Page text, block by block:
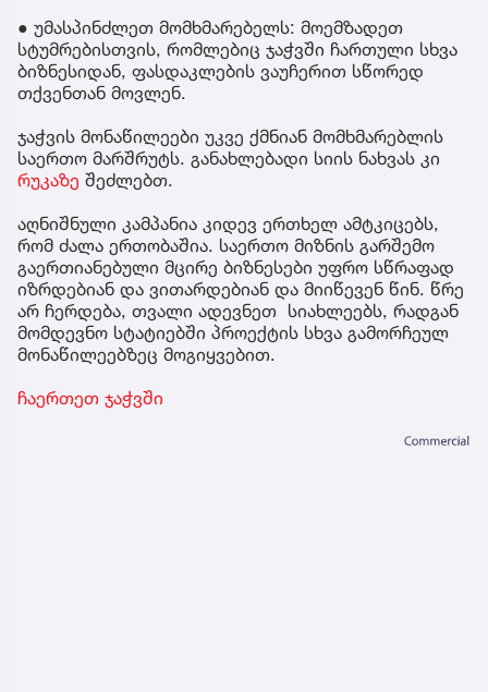
● უმასპინძლეთ მომხმარებელს: მოემზადეთ
სტუმრებისთვის, რომლებიც ჯაჭვში ჩართული სხვა
ბიზნესიდან, ფასდაკლების ვაუჩერით სწორედ
თქვენთან მოვლენ.
ჯაჭვის მონაწილეები უკვე ქმნიან მომხმარებლის
საერთო მარშრუტს. განახლებადი სიის ნახვას კი
რუკაზე შეძლებთ.
აღნიშნული კამპანია კიდევ ერთხელ ამტკიცებს,
რომ ძალა ერთობაშია. საერთო მიზნის გარშემო
გაერთიანებული მცირე ბიზნესები უფრო სწრაფად
იზრდებიან და ვითარდებიან და მიიწევენ წინ. წრე
არ ჩერდება, თვალი ადევნეთ სიახლეებს, რადგან
მომდევნო სტატიებში პროექტის სხვა გამორჩეულ
მონაწილეებზეც მოგიყვებით.
ჩაერთეთ ჯაჭვში